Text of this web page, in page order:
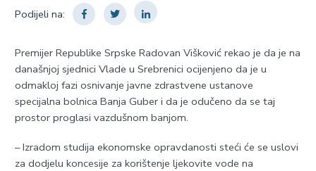
Podijeli na:
Premijer Republike Srpske Radovan Višković rekao je da je na
današnjoj sjednici Vlade u Srebrenici ocijenjeno da je u
odmakloj fazi osnivanje javne zdrastvene ustanove
specijalna bolnica Banja Guber i da je odučeno da se taj
prostor proglasi vazdušnom banjom.
– Izradom studija ekonomske opravdanosti steći će se uslovi
za dodjelu koncesije za korištenje ljekovite vode na